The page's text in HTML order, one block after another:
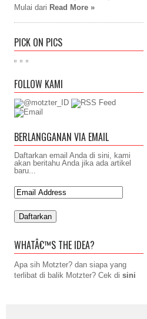
Mulai dari Read More »
PICK ON PICS
FOLLOW KAMI
BERLANGGANAN VIA EMAIL
Daftarkan email Anda di sini, kami
akan beritahu Anda jika ada artikel
baru...
WHATÂ€™S THE IDEA?
Apa sih Motzter? dan siapa yang
terlibat di balik Motzter? Cek di sini